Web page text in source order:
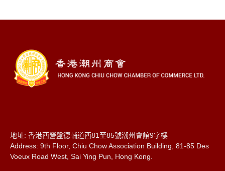
地址: 香港西營盤德輔道西81至85號潮州會館9字樓
Address: 9th Floor, Chiu Chow Association Building, 81-85 Des
Voeux Road West, Sai Ying Pun, Hong Kong.